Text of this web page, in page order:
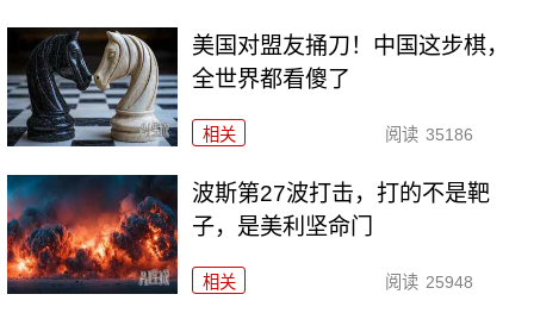
美国对盟友捅刀！中国这步棋，
全世界都看傻了
相关 阅读 35186
波斯第27波打击，打的不是靶
子，是美利坚命门
相关 阅读 25948